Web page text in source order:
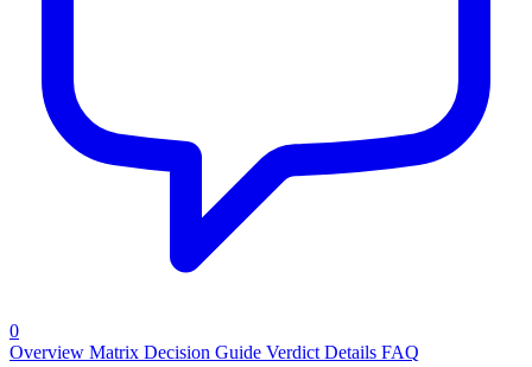
0
Overview Matrix Decision Guide Verdict Details FAQ